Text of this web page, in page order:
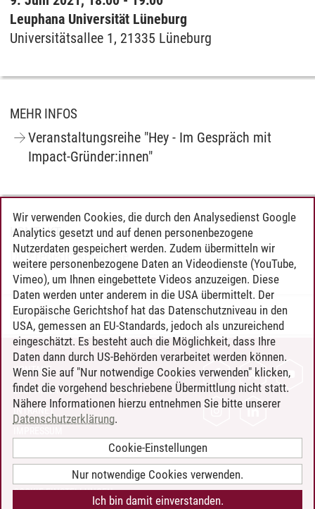
Leuphana Universität Lüneburg
Universitätsallee 1, 21335 Lüneburg
MEHR INFOS
Veranstaltungsreihe "Hey - Im Gespräch mit
Impact-Gründer:innen"
KONTAKT
Dr. Frederic Kohlhase
Marc Stephan Riedel/09.06.2021
KONTAKT
LEUPHANA ALS ARBEITGEBER
INTRANET
BARRIEREFREIHEIT
COOKIE-EINSTELLUNGEN
Wir verwenden Cookies, die durch den Analysedienst Google
Analytics gesetzt und auf denen personenbezogene
Nutzerdaten gespeichert werden. Zudem übermitteln wir
weitere personenbezogene Daten an Videodienste (YouTube,
Vimeo), um Ihnen eingebettete Videos anzuzeigen. Diese
Daten werden unter anderem in die USA übermittelt. Der
Europäische Gerichtshof hat das Datenschutzniveau in den
USA, gemessen an EU-Standards, jedoch als unzureichend
eingeschätzt. Es besteht auch die Möglichkeit, dass Ihre
Daten dann durch US-Behörden verarbeitet werden können.
Wenn Sie auf "Nur notwendige Cookies verwenden" klicken,
findet die vorgehend beschriebene Übermittlung nicht statt.
Nähere Informationen hierzu entnehmen Sie bitte unserer
Datenschutzerklärung.
Cookie-Einstellungen
Nur notwendige Cookies verwenden.
Ich bin damit einverstanden.